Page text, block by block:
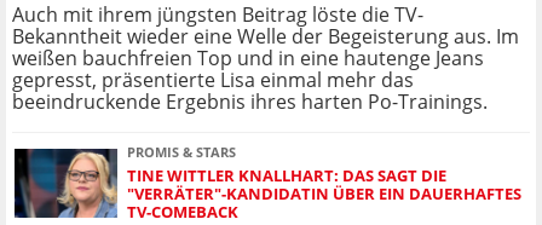
Auch mit ihrem jüngsten Beitrag löste die TV-
Bekanntheit wieder eine Welle der Begeisterung aus. Im
weißen bauchfreien Top und in eine hautenge Jeans
gepresst, präsentierte Lisa einmal mehr das
beeindruckende Ergebnis ihres harten Po-Trainings.
PROMIS & STARS
TINE WITTLER KNALLHART: DAS SAGT DIE
"VERRÄTER"-KANDIDATIN ÜBER EIN DAUERHAFTES
TV-COMEBACK